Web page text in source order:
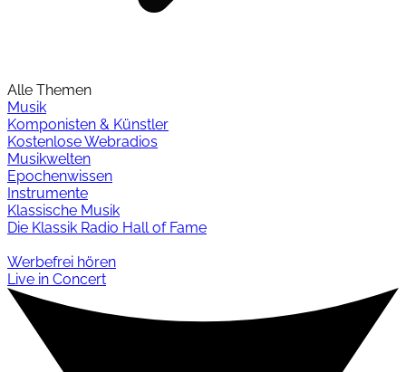
Alle Themen
Musik
Komponisten & Künstler
Kostenlose Webradios
Musikwelten
Epochenwissen
Instrumente
Klassische Musik
Die Klassik Radio Hall of Fame
Werbefrei hören
Live in Concert